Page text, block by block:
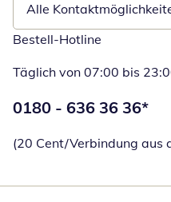
Alle
Bestell-Hotline
Täglich von 07:00 bis
Telefonnummer:
0180 - 636 36 36*
(20 Cent/Verbindung aus